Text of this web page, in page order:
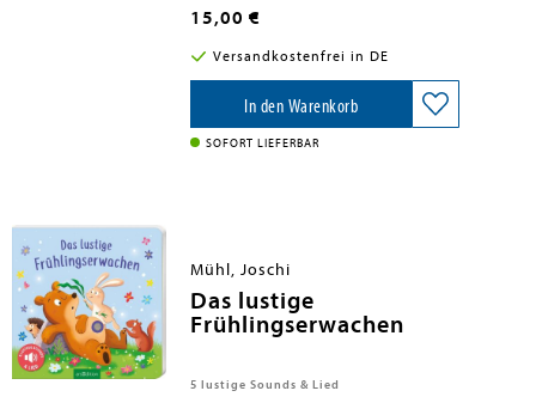
15,00 €
Versandkostenfrei in DE
In den Warenkorb
SOFORT LIEFERBAR
Mühl, Joschi
Das lustige
Frühlingserwachen
5 lustige Sounds & Lied